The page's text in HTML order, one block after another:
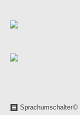
Sprachumschalter©